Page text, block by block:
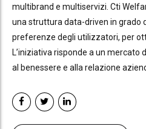
multibrand e multiservizi. Cti
una struttura data-driven in grado
preferenze degli utilizzatori, per
L’iniziativa risponde a un mercato
al benessere e alla relazione